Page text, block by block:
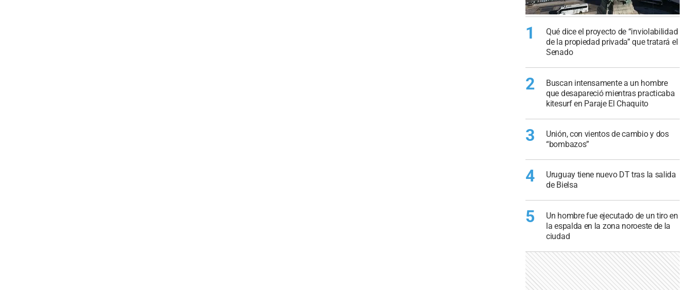
1
Qué dice el proyecto de “inviolabilidad
de la propiedad privada” que tratará el
Senado
2
Buscan intensamente a un hombre
que desapareció mientras practicaba
kitesurf en Paraje El Chaquito
3
Unión, con vientos de cambio y dos
“bombazos”
4
Uruguay tiene nuevo DT tras la salida
de Bielsa
5
Un hombre fue ejecutado de un tiro en
la espalda en la zona noroeste de la
ciudad